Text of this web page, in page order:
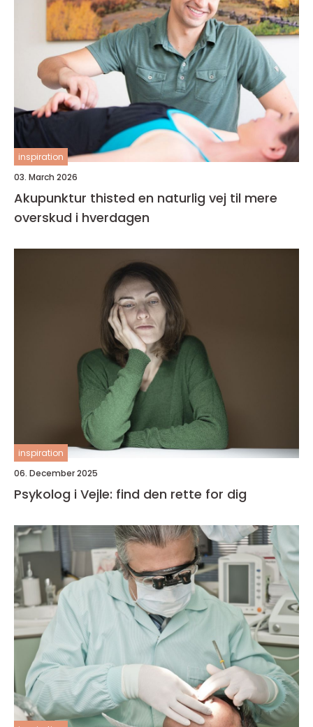
inspiration
03. March 2026
Akupunktur thisted en naturlig vej til mere
overskud i hverdagen
inspiration
06. December 2025
Psykolog i Vejle: find den rette for dig